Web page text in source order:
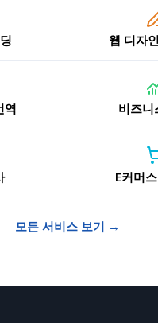
웹 디자
역 비즈니
E커머
모든 서비스 보기 →